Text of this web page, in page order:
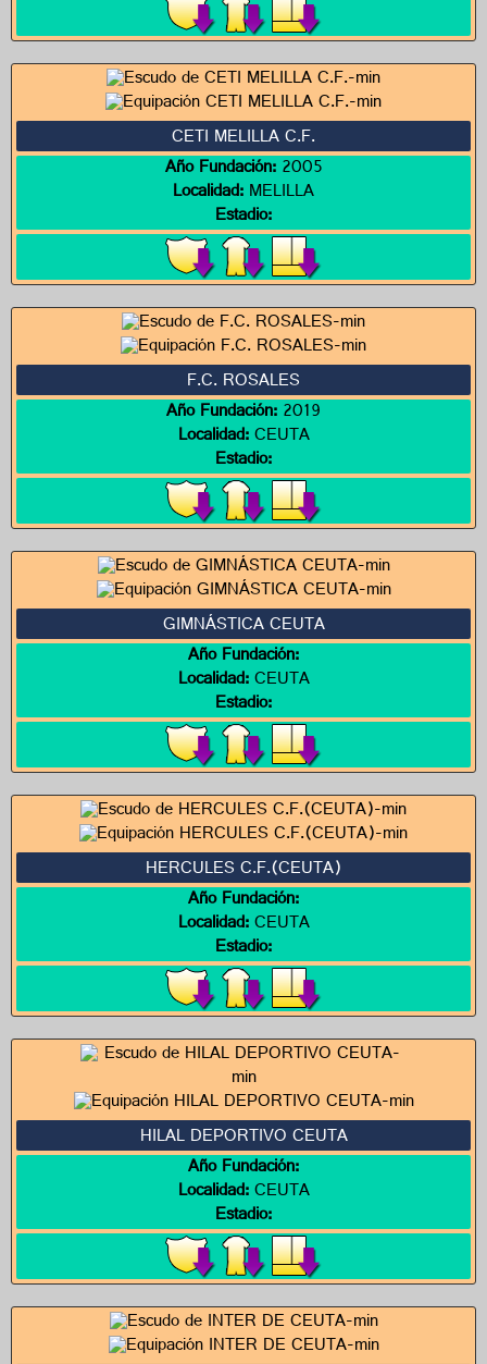
CETI MELILLA C.F.
Año Fundación:2005
Localidad:MELILLA
Estadio:
F.C. ROSALES
Año Fundación:2019
Localidad:CEUTA
Estadio:
GIMNÁSTICA CEUTA
Año Fundación:
Localidad:CEUTA
Estadio:
HERCULES C.F.(CEUTA)
Año Fundación:
Localidad:CEUTA
Estadio:
HILAL DEPORTIVO CEUTA
Año Fundación:
Localidad:CEUTA
Estadio: